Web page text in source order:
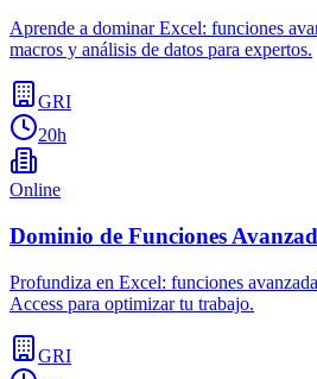
Aprende a dominar Excel: funciones
macros y análisis de datos para expertos.
GRI
20h
Online
Dominio de Funciones
Profundiza en Excel: funciones
Access para optimizar tu trabajo.
GRI